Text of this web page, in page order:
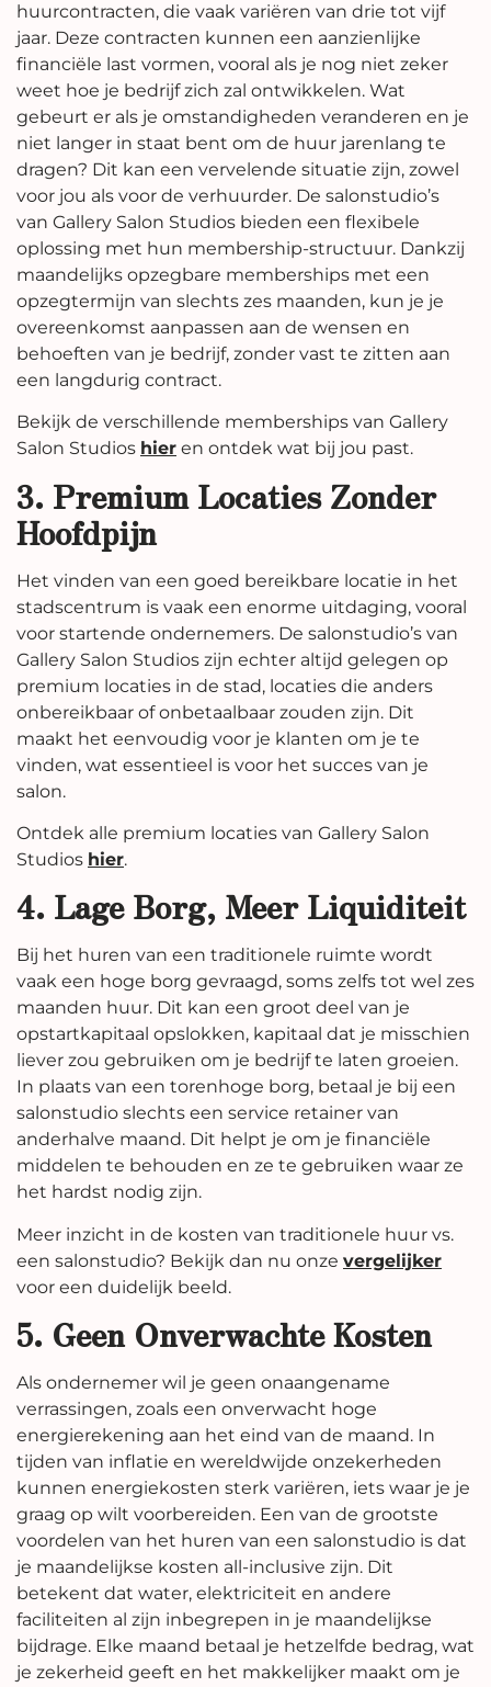
huurcontracten, die vaak variëren van drie tot vijf
jaar. Deze contracten kunnen een aanzienlijke
financiële last vormen, vooral als je nog niet zeker
weet hoe je bedrijf zich zal ontwikkelen. Wat
gebeurt er als je omstandigheden veranderen en je
niet langer in staat bent om de huur jarenlang te
dragen? Dit kan een vervelende situatie zijn, zowel
voor jou als voor de verhuurder. De salonstudio’s
van Gallery Salon Studios bieden een flexibele
oplossing met hun membership-structuur. Dankzij
maandelijks opzegbare memberships met een
opzegtermijn van slechts zes maanden, kun je je
overeenkomst aanpassen aan de wensen en
behoeften van je bedrijf, zonder vast te zitten aan
een langdurig contract.
Bekijk de verschillende memberships van Gallery
Salon Studios hier en ontdek wat bij jou past.
3. Premium Locaties Zonder
Hoofdpijn
Het vinden van een goed bereikbare locatie in het
stadscentrum is vaak een enorme uitdaging, vooral
voor startende ondernemers. De salonstudio’s van
Gallery Salon Studios zijn echter altijd gelegen op
premium locaties in de stad, locaties die anders
onbereikbaar of onbetaalbaar zouden zijn. Dit
maakt het eenvoudig voor je klanten om je te
vinden, wat essentieel is voor het succes van je
salon.
Ontdek alle premium locaties van Gallery Salon
Studios hier.
4. Lage Borg, Meer Liquiditeit
Bij het huren van een traditionele ruimte wordt
vaak een hoge borg gevraagd, soms zelfs tot wel zes
maanden huur. Dit kan een groot deel van je
opstartkapitaal opslokken, kapitaal dat je misschien
liever zou gebruiken om je bedrijf te laten groeien.
In plaats van een torenhoge borg, betaal je bij een
salonstudio slechts een service retainer van
anderhalve maand. Dit helpt je om je financiële
middelen te behouden en ze te gebruiken waar ze
het hardst nodig zijn.
Meer inzicht in de kosten van traditionele huur vs.
een salonstudio? Bekijk dan nu onze vergelijker
voor een duidelijk beeld.
5. Geen Onverwachte Kosten
Als ondernemer wil je geen onaangename
verrassingen, zoals een onverwacht hoge
energierekening aan het eind van de maand. In
tijden van inflatie en wereldwijde onzekerheden
kunnen energiekosten sterk variëren, iets waar je je
graag op wilt voorbereiden. Een van de grootste
voordelen van het huren van een salonstudio is dat
je maandelijkse kosten all-inclusive zijn. Dit
betekent dat water, elektriciteit en andere
faciliteiten al zijn inbegrepen in je maandelijkse
bijdrage. Elke maand betaal je hetzelfde bedrag, wat
je zekerheid geeft en het makkelijker maakt om je